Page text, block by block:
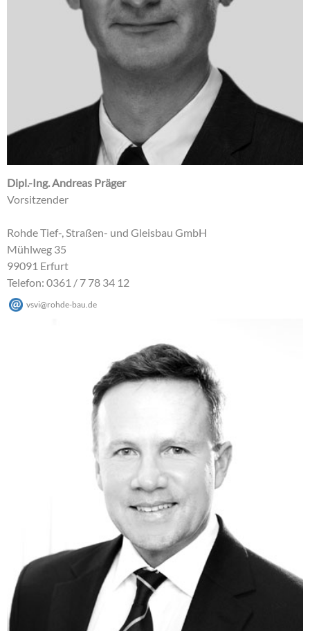
Dipl.-Ing. Andreas Präger
Vorsitzender
Rohde Tief-, Straßen- und Gleisbau GmbH
Mühlweg 35
99091 Erfurt
Telefon: 0361 / 7 78 34 12
vsvi@rohde-bau de